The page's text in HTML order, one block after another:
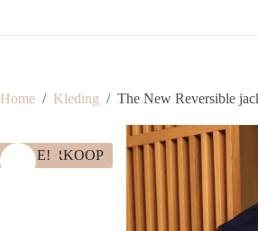
Home / Kleding / The New Reversible
UITVERKOOP
SALE!